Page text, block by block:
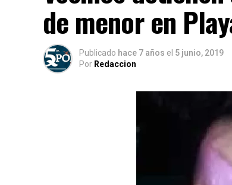
de menor en
Publicado hace 7 años el 5 junio, 2019
Por Redaccion